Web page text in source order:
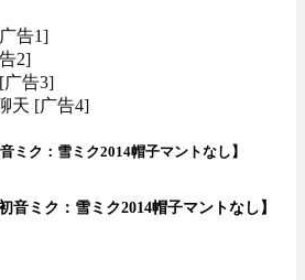
告1]
2]
广告3]
天 [广告4]
ミク：雪ミク2014帽子マントなし】
ミク：雪ミク2014帽子マントなし】